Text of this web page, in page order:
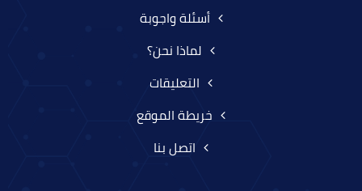
أسئلة واجوبة
لماذا نحن؟
التعليقات
خريطة الموقع
اتصل بنا